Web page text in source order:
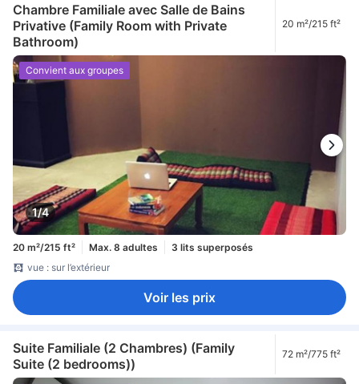
Chambre Familiale avec Salle de Bains
Privative (Family Room with Private
Bathroom)
20 m²/215 ft²
1/4
Convient aux groupes
20 m²/215 ft² Max. 8 adultes
3 lits superposés
vue : sur l’extérieur
Voir les prix
Suite Familiale (2 Chambres) (Family
Suite (2 bedrooms))
72 m²/775 ft²